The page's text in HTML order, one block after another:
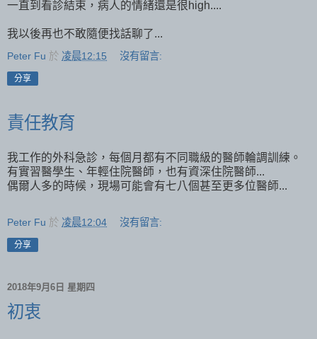
一直到看診結束，病人的情緒還是很high....
我以後再也不敢隨便找話聊了...
Peter Fu 於 凌晨12:15 沒有留言:
分享
責任教育
我工作的外科急診，每個月都有不同職級的醫師輪調訓練。
有實習醫學生、年輕住院醫師，也有資深住院醫師...
偶爾人多的時候，現場可能會有七八個甚至更多位醫師...
Peter Fu 於 凌晨12:04 沒有留言:
分享
2018年9月6日 星期四
初衷